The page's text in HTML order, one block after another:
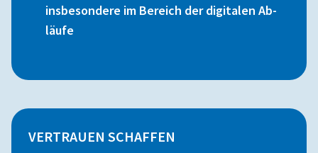
insbesondere im Bereich der digitalen Ab-
läufe
VERTRAUEN SCHAFFEN